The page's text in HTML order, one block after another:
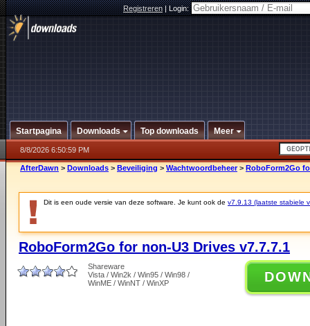
Registreren|Login:
Startpagina Downloads Top downloads Meer
8/8/2026 6:50:59 PM
AfterDawn > Downloads > Beveiliging > Wachtwoordbeheer > RoboForm2Go
Dit is een oude versie van deze software. Je kunt ook de v7.9.13 (laatste stabiele
RoboForm2Go for non-U3 Drives v7.7.7.1
Shareware
Vista / Win2k / Win95 / Win98 /
WinME / WinNT / WinXP